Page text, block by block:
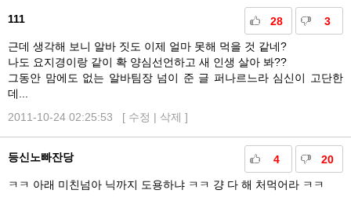
28 3
111
근데 생각해 보니 알바 짓도 이제 얼마 못해 먹을 것 같네?
나도 요지경이랑 같이 확 양심선언하고 새 인생 살아 봐??
그동안 맘에도 없는 알바팀장 넘이 준 글 퍼나르느라 심신이 고단한
데...
2011-10-24 02:25:53 [ 수정 | 삭제 ]
4 20
등신노빠잔당
ㅋㅋ 아래 미친넘아 닉까지 도용하냐 ㅋㅋ 걍 다 해 처먹어라 ㅋㅋ